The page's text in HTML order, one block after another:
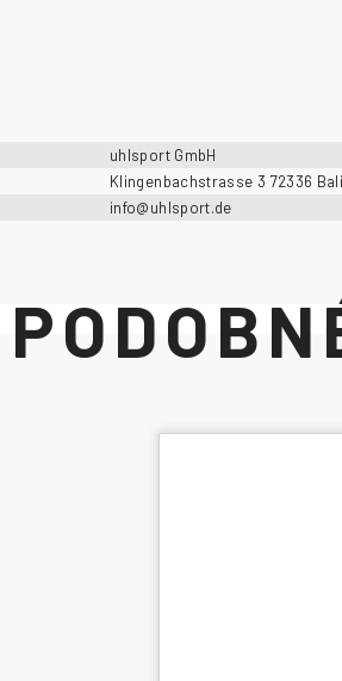
uhlsport GmbH
Klingenbachstrasse 3 72336
info@uhlsport.de